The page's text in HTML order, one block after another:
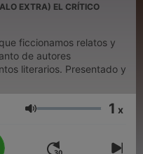
EXTRA) EL CRÍTICO
ficcionamos relatos y
de autores
literarios. Presentado y
Volumen 1 x